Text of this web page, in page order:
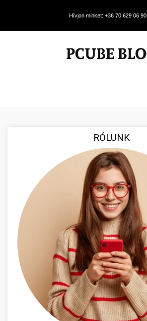
Hívjon minket: +36 70 629 06 90
RÓLUNK